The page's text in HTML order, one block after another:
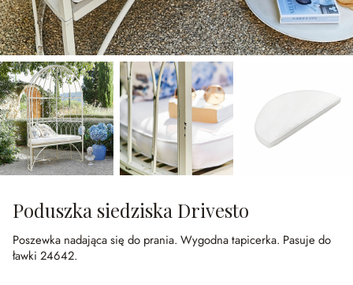
Poduszka siedziska Drivesto
Poszewka nadająca się do prania. Wygodna tapicerka. Pasuje do
ławki 24642.